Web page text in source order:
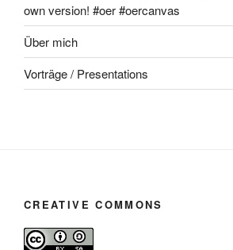
own version! #oer #oercanvas
Über mich
Vorträge / Presentations
CREATIVE COMMONS